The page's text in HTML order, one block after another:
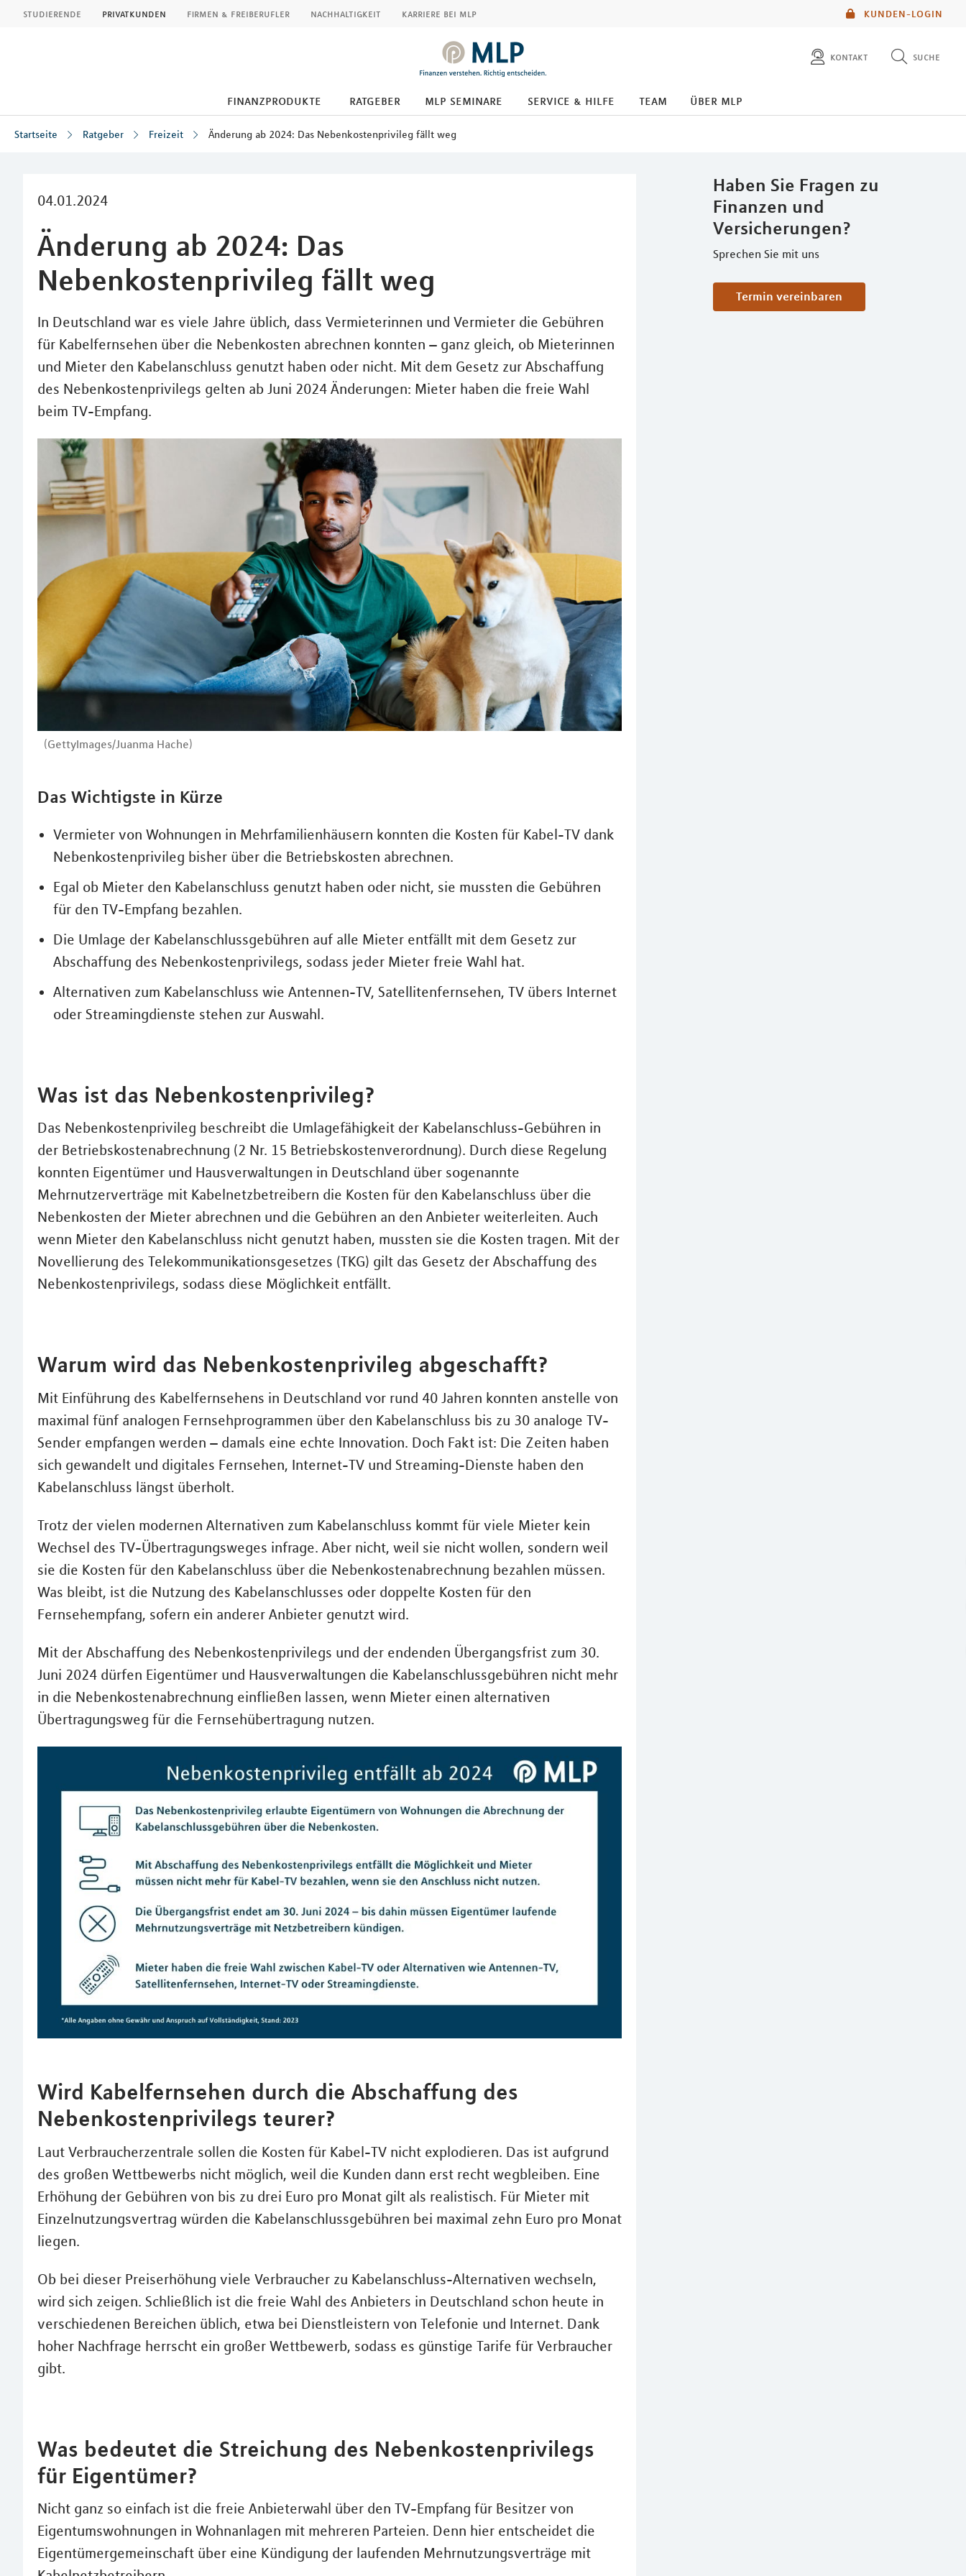
KUNDEN-LOGIN
studierende privatkunden firmen & freiberufler nachhaltigkeit karriere bei mlp
kontakt suche
finanzprodukte ratgeber mlp seminare service & hilfe team über mlp
Startseite Ratgeber Freizeit Änderung ab 2024: Das Nebenkostenprivileg fällt weg
04.01.2024
Änderung ab 2024: Das
Nebenkostenprivileg fällt weg
In Deutschland war es viele Jahre üblich, dass Vermieterinnen und Vermieter die Gebühren
für Kabelfernsehen über die Nebenkosten abrechnen konnten – ganz gleich, ob Mieterinnen
und Mieter den Kabelanschluss genutzt haben oder nicht. Mit dem Gesetz zur Abschaffung
des Nebenkostenprivilegs gelten ab Juni 2024 Änderungen: Mieter haben die freie Wahl
beim TV-Empfang.
(GettyImages/Juanma Hache)
Haben Sie Fragen zu
Finanzen und
Versicherungen?
Sprechen Sie mit uns
Termin vereinbaren
Das Wichtigste in Kürze
Vermieter von Wohnungen in Mehrfamilienhäusern konnten die Kosten für Kabel-TV dank
Nebenkostenprivileg bisher über die Betriebskosten abrechnen.
Egal ob Mieter den Kabelanschluss genutzt haben oder nicht, sie mussten die Gebühren
für den TV-Empfang bezahlen.
Die Umlage der Kabelanschlussgebühren auf alle Mieter entfällt mit dem Gesetz zur
Abschaffung des Nebenkostenprivilegs, sodass jeder Mieter freie Wahl hat.
Alternativen zum Kabelanschluss wie Antennen-TV, Satellitenfernsehen, TV übers Internet
oder Streamingdienste stehen zur Auswahl.
Was ist das Nebenkostenprivileg?
Das Nebenkostenprivileg beschreibt die Umlagefähigkeit der Kabelanschluss-Gebühren in
der Betriebskostenabrechnung (2 Nr. 15 Betriebskostenverordnung). Durch diese Regelung
konnten Eigentümer und Hausverwaltungen in Deutschland über sogenannte
Mehrnutzerverträge mit Kabelnetzbetreibern die Kosten für den Kabelanschluss über die
Nebenkosten der Mieter abrechnen und die Gebühren an den Anbieter weiterleiten. Auch
wenn Mieter den Kabelanschluss nicht genutzt haben, mussten sie die Kosten tragen. Mit der
Novellierung des Telekommunikationsgesetzes (TKG) gilt das Gesetz der Abschaffung des
Nebenkostenprivilegs, sodass diese Möglichkeit entfällt.
Warum wird das Nebenkostenprivileg abgeschafft?
Mit Einführung des Kabelfernsehens in Deutschland vor rund 40 Jahren konnten anstelle von
maximal fünf analogen Fernsehprogrammen über den Kabelanschluss bis zu 30 analoge TV-
Sender empfangen werden – damals eine echte Innovation. Doch Fakt ist: Die Zeiten haben
sich gewandelt und digitales Fernsehen, Internet-TV und Streaming-Dienste haben den
Kabelanschluss längst überholt.
Trotz der vielen modernen Alternativen zum Kabelanschluss kommt für viele Mieter kein
Wechsel des TV-Übertragungsweges infrage. Aber nicht, weil sie nicht wollen, sondern weil
sie die Kosten für den Kabelanschluss über die Nebenkostenabrechnung bezahlen müssen.
Was bleibt, ist die Nutzung des Kabelanschlusses oder doppelte Kosten für den
Fernsehempfang, sofern ein anderer Anbieter genutzt wird.
Mit der Abschaffung des Nebenkostenprivilegs und der endenden Übergangsfrist zum 30.
Juni 2024 dürfen Eigentümer und Hausverwaltungen die Kabelanschlussgebühren nicht mehr
in die Nebenkostenabrechnung einfließen lassen, wenn Mieter einen alternativen
Übertragungsweg für die Fernsehübertragung nutzen.
Wird Kabelfernsehen durch die Abschaffung des
Nebenkostenprivilegs teurer?
Laut Verbraucherzentrale sollen die Kosten für Kabel-TV nicht explodieren. Das ist aufgrund
des großen Wettbewerbs nicht möglich, weil die Kunden dann erst recht wegbleiben. Eine
Erhöhung der Gebühren von bis zu drei Euro pro Monat gilt als realistisch. Für Mieter mit
Einzelnutzungsvertrag würden die Kabelanschlussgebühren bei maximal zehn Euro pro Monat
liegen.
Ob bei dieser Preiserhöhung viele Verbraucher zu Kabelanschluss-Alternativen wechseln,
wird sich zeigen. Schließlich ist die freie Wahl des Anbieters in Deutschland schon heute in
verschiedenen Bereichen üblich, etwa bei Dienstleistern von Telefonie und Internet. Dank
hoher Nachfrage herrscht ein großer Wettbewerb, sodass es günstige Tarife für Verbraucher
gibt.
Was bedeutet die Streichung des Nebenkostenprivilegs
für Eigentümer?
Nicht ganz so einfach ist die freie Anbieterwahl über den TV-Empfang für Besitzer von
Eigentumswohnungen in Wohnanlagen mit mehreren Parteien. Denn hier entscheidet die
Eigentümergemeinschaft über eine Kündigung der laufenden Mehrnutzungsverträge mit